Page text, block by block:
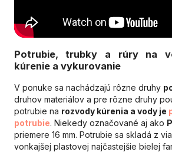
Potrubie, trubky a rúry na
kúrenie a vykurovanie
V ponuke sa nachádzajú rôzne druhy
druhov materiálov a pre rôzne druhy
potrubie na rozvody kúrenia a vody je
potrubie. Niekedy označované aj ako
priemere 16 mm. Potrubie sa skladá z
vonkajšej plastovej najčastejšie bielej